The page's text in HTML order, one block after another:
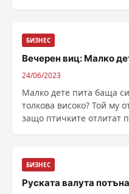
БИЗНЕС
Вечерен виц: Малко
24/06/2023
Малко дете пита баща
толкова високо? Той му
защо птичките отлитат
БИЗНЕС
Руската валута